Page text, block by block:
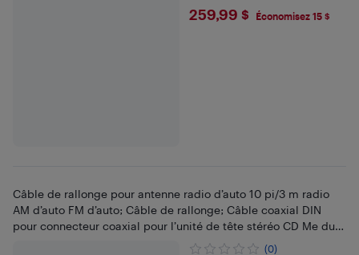
$259.99
259,99 $ Économisez 15 $
Câble de rallonge pour antenne radio d’auto 10 pi/3 m radio
AM d’auto FM d’auto; Câble de rallonge; Câble coaxial DIN
pour connecteur coaxial pour l’unité de tête stéréo CD Me du
(0)